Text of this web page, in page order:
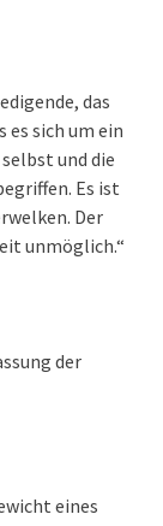
das
sich um ein
und die
Es ist
Der
unmöglich.“
der
eines